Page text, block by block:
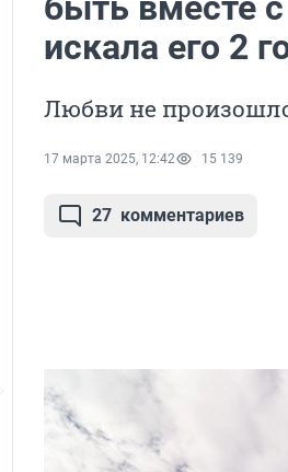
искала его 2
Любви не
17 марта 2025, 12:42 15 139
27 комментариев